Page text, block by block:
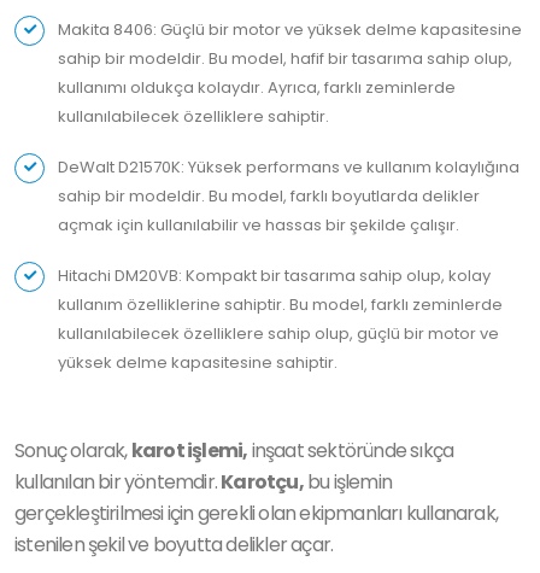
Makita 8406: Güçlü bir motor ve yüksek delme kapasitesine
sahip bir modeldir. Bu model, hafif bir tasarıma sahip olup,
kullanımı oldukça kolaydır. Ayrıca, farklı zeminlerde
kullanılabilecek özelliklere sahiptir.
DeWalt D21570K: Yüksek performans ve kullanım kolaylığına
sahip bir modeldir. Bu model, farklı boyutlarda delikler
açmak için kullanılabilir ve hassas bir şekilde çalışır.
Hitachi DM20VB: Kompakt bir tasarıma sahip olup, kolay
kullanım özelliklerine sahiptir. Bu model, farklı zeminlerde
kullanılabilecek özelliklere sahip olup, güçlü bir motor ve
yüksek delme kapasitesine sahiptir.
Sonuç olarak,karot işlemi,inşaat sektöründe sıkça
kullanılan bir yöntemdir.Karotçu,bu işlemin
gerçekleştirilmesi için gerekli olan ekipmanları kullanarak,
istenilen şekil ve boyutta delikler açar.